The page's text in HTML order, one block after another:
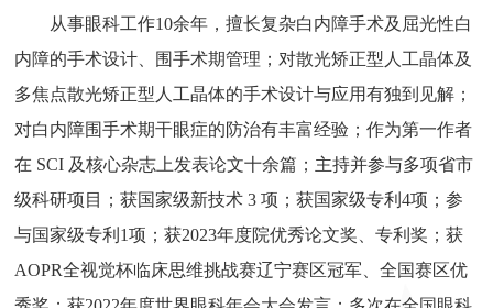
从事眼科工作10余年，擅长复杂白内障手术及屈光性白
内障的手术设计、围手术期管理；对散光矫正型人工晶体及
多焦点散光矫正型人工晶体的手术设计与应用有独到见解；
对白内障围手术期干眼症的防治有丰富经验；作为第一作者
在 SCI 及核心杂志上发表论文十余篇；主持并参与多项省市
级科研项目；获国家级新技术 3 项；获国家级专利4项；参
与国家级专利1项；获2023年度院优秀论文奖、专利奖；获
AOPR全视觉杯临床思维挑战赛辽宁赛区冠军、全国赛区优